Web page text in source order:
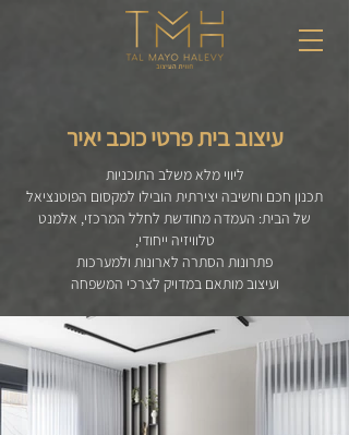
עיצוב בית פרטיכוכב יאיר
ליווי מלא משלב התוכניות
תכנון חכם וחשיבה יצירתית הובילו למקסום הפוטנציאל
של הבית: העמדה מחודשת לחלל המרכזי, אלמנט
טלוויזיה ייחודי,
פתרונות הסתרה לארונות ולמערכות
ועיצוב מותאם במדויק לצרכי המשפחה